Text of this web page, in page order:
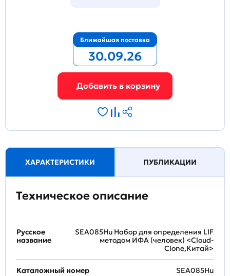
Ближайшая поставка
30.09.26
ХАРАКТЕРИСТИКИ ПУБЛИКАЦИИ
Техническое описание
Русское
название
SEA085Hu Набор для определения LIF
методом ИФА (человек) <Cloud-
Clone,Китай>
Каталожный номер SEA085Hu